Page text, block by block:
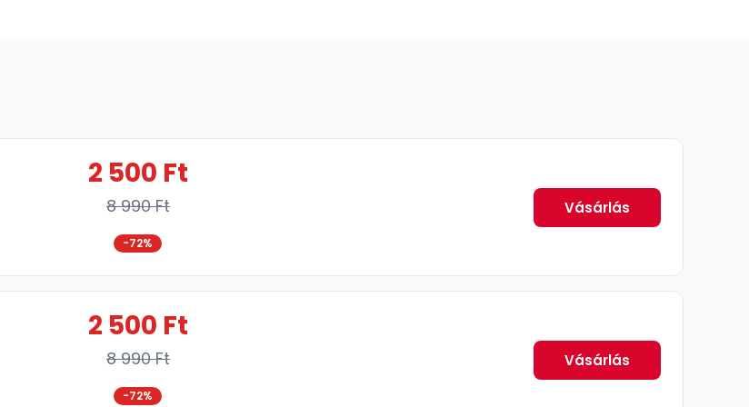
2 500 Ft
8 990 Ft
-72%
Vásárlás
2 500 Ft
8 990 Ft
-72%
Vásárlás